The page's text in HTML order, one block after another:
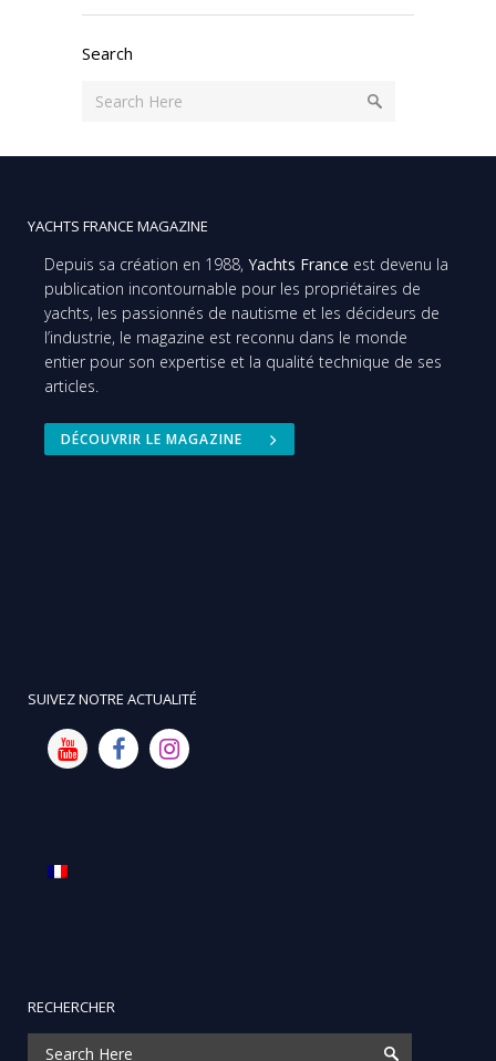
Search
YACHTS FRANCE MAGAZINE
Depuis sa création en 1988, Yachts France est devenu la
publication incontournable pour les propriétaires de
yachts, les passionnés de nautisme et les décideurs de
l’industrie, le magazine est reconnu dans le monde
entier pour son expertise et la qualité technique de ses
articles.
DÉCOUVRIR LE MAGAZINE
SUIVEZ NOTRE ACTUALITÉ
RECHERCHER